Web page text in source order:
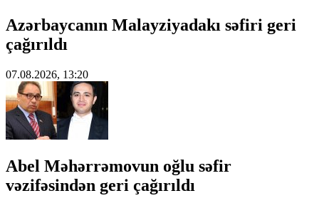
Azərbaycanın Malayziyadakı səfiri geri
çağırıldı
07.08.2026, 13:20
Abel Məhərrəmovun oğlu səfir
vəzifəsindən geri çağırıldı